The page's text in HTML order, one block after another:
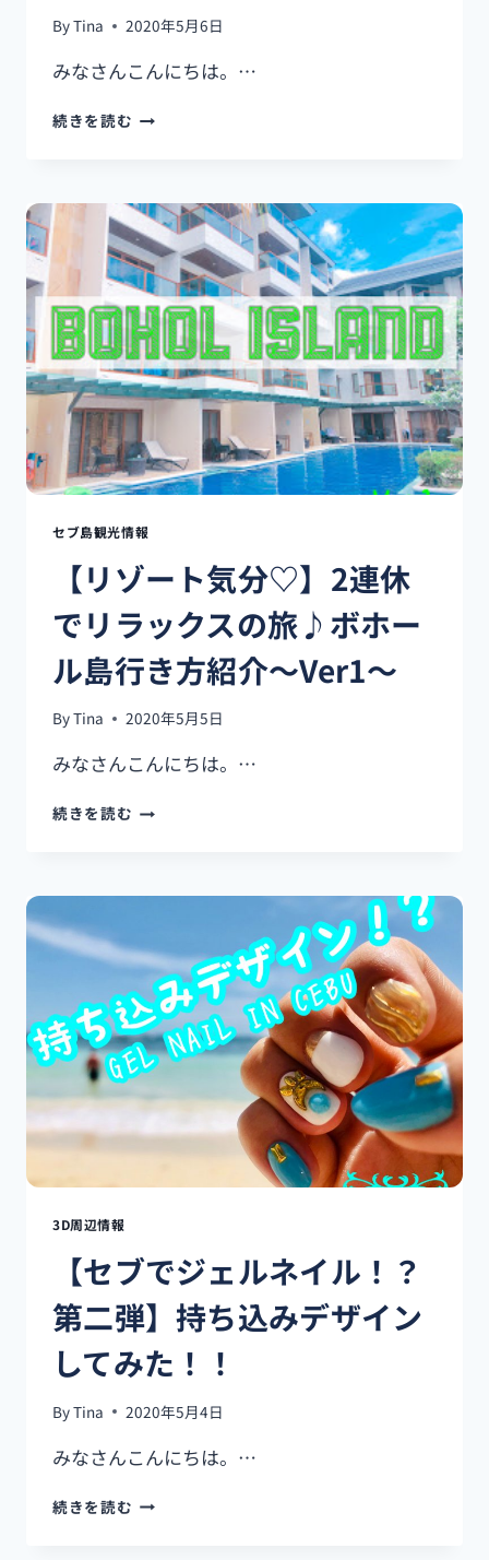
ByTina 2020年5月6日
みなさんこんにちは。…
続きを読む 【ウ
と
泳
げ
る
♡】
2
連
休
で
リ
ッ
ク
の
♪
バ
リ
カ
サ
グ
島
介
～
セブ島観光情報
【リゾート気分♡】2連休
でリラックスの旅♪ボホー
ル島行き方紹介～Ver1～
ByTina 2020年5月5日
みなさんこんにちは。…
続きを読む 【リ
気
♡】
2
連
休
で
リ
ラ
ッ
ク
ス
ホ
ー
ル
島
行
き
方
紹
介
～
3D周辺情報
【セブでジェルネイル！？
第二弾】持ち込みデザイン
してみた！！
ByTina 2020年5月4日
みなさんこんにちは。…
続きを読む 【セ